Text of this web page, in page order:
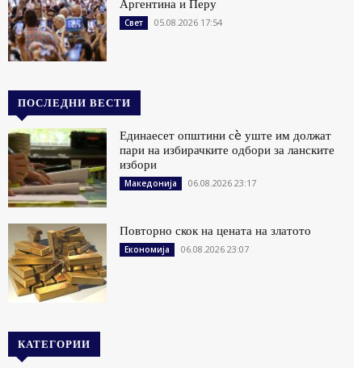
Аргентина и Перу
Свет 05.08.2026 17:54
ПОСЛЕДНИ ВЕСТИ
Единаесет општини сè уште им должат
пари на избирачките одбори за ланските
избори
Македонија 06.08.2026 23:17
Повторно скок на цената на златото
Економија 06.08.2026 23:07
КАТЕГОРИИ